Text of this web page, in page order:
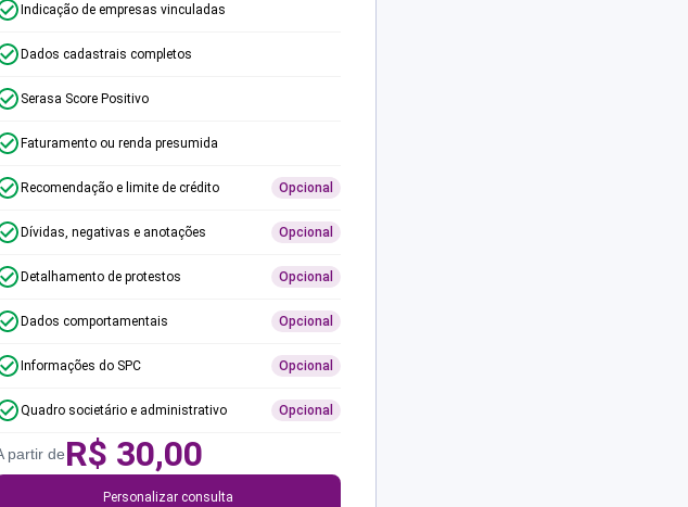
Indicação de empresas vinculadas
Dados cadastrais completos
Serasa Score Positivo
Faturamento ou renda presumida
Recomendação e limite de crédito Opcional
Dívidas, negativas e anotações Opcional
Detalhamento de protestos Opcional
Dados comportamentais Opcional
Informações do SPC Opcional
Quadro societário e administrativo Opcional
partir deR$ 30,00
Personalizar consulta